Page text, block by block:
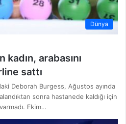
Dünya
arabasını
sattı
Deborah Burgess, Ağustos ayında
sonra hastanede kaldığı için
Ekim…